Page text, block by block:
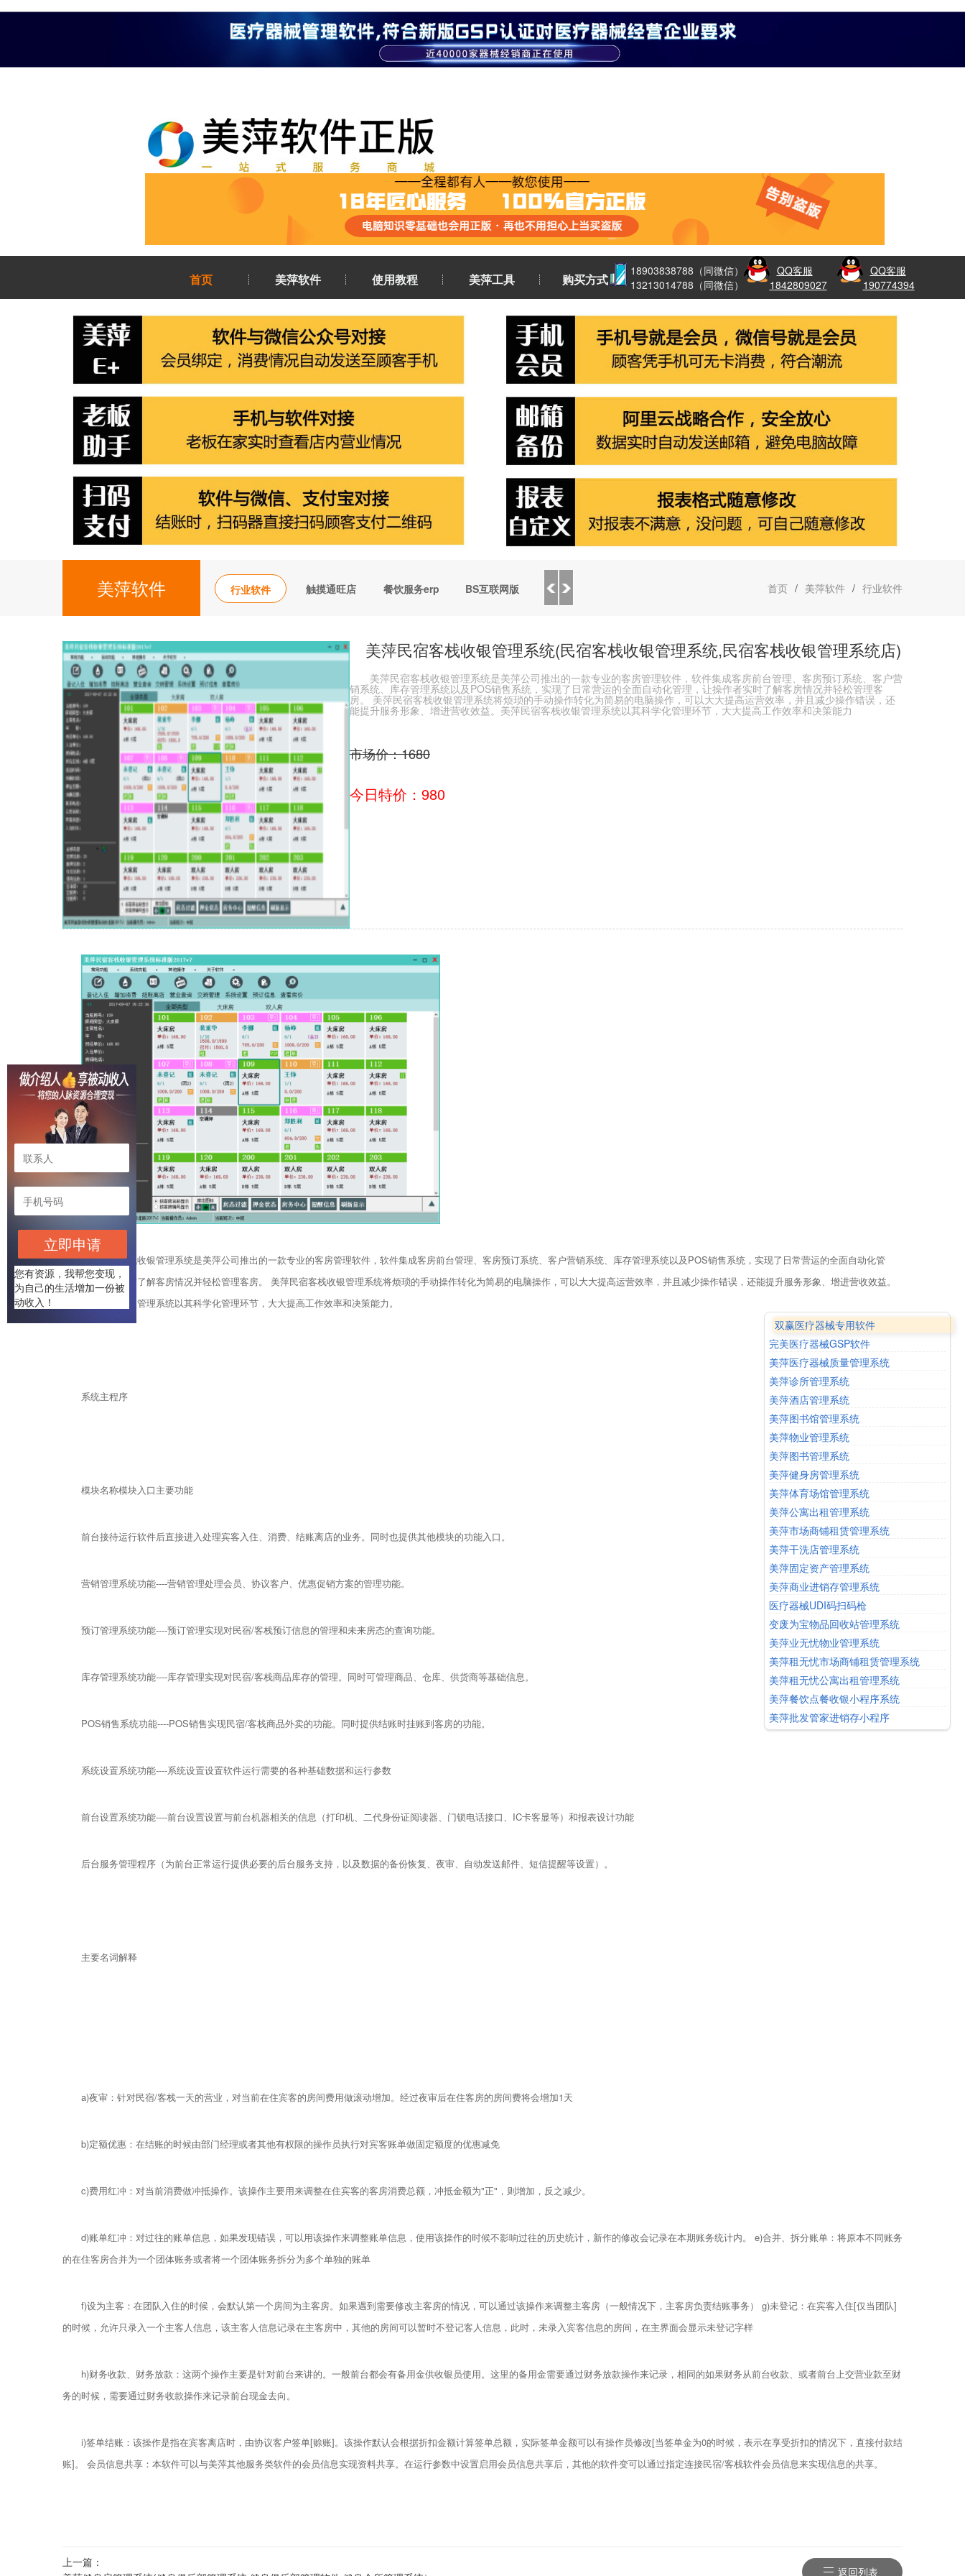
首页 美萍软件 使用教程 美萍工具 购买方式
18903838788（同微信）
13213014788（同微信）
QQ客服
190774394
QQ客服
1842809027
美萍软件 行业软件 触摸通旺店 餐饮服务erp BS互联网版 saas云会员 首页 / 美萍软件 / 行业软件
美萍民宿客栈收银管理系统(民宿客栈收银管理系统,民宿客栈收银管理系统店)
美萍民宿客栈收银管理系统是美萍公司推出的一款专业的客房管理软件，软件集成客房前台管理、客房预订系统、客户营
销系统、库存管理系统以及POS销售系统，实现了日常营运的全面自动化管理，让操作者实时了解客房情况并轻松管理客
房。 美萍民宿客栈收银管理系统将烦琐的手动操作转化为简易的电脑操作，可以大大提高运营效率，并且减少操作错误，还
能提升服务形象、增进营收效益。美萍民宿客栈收银管理系统以其科学化管理环节，大大提高工作效率和决策能力
市场价：1680
今日特价：980
美萍民宿客栈收银管理系统是美萍公司推出的一款专业的客房管理软件，软件集成客房前台管理、客房预订系统、客户营销系统、库存管理系统以及POS销售系统，实现了日常营运的全面自动化管
理，让操作者实时了解客房情况并轻松管理客房。 美萍民宿客栈收银管理系统将烦琐的手动操作转化为简易的电脑操作，可以大大提高运营效率，并且减少操作错误，还能提升服务形象、增进营收效益。
美萍民宿客栈收银管理系统以其科学化管理环节，大大提高工作效率和决策能力。
系统主程序
模块名称模块入口主要功能
前台接待运行软件后直接进入处理宾客入住、消费、结账离店的业务。同时也提供其他模块的功能入口。
营销管理系统功能----营销管理处理会员、协议客户、优惠促销方案的管理功能。
预订管理系统功能----预订管理实现对民宿/客栈预订信息的管理和未来房态的查询功能。
库存管理系统功能----库存管理实现对民宿/客栈商品库存的管理。同时可管理商品、仓库、供货商等基础信息。
POS销售系统功能----POS销售实现民宿/客栈商品外卖的功能。同时提供结账时挂账到客房的功能。
系统设置系统功能----系统设置设置软件运行需要的各种基础数据和运行参数
前台设置系统功能----前台设置设置与前台机器相关的信息（打印机、二代身份证阅读器、门锁电话接口、IC卡客显等）和报表设计功能
后台服务管理程序（为前台正常运行提供必要的后台服务支持，以及数据的备份恢复、夜审、自动发送邮件、短信提醒等设置）。
主要名词解释
a)夜审：针对民宿/客栈一天的营业，对当前在住宾客的房间费用做滚动增加。经过夜审后在住客房的房间费将会增加1天
b)定额优惠：在结账的时候由部门经理或者其他有权限的操作员执行对宾客账单做固定额度的优惠减免
c)费用红冲：对当前消费做冲抵操作。该操作主要用来调整在住宾客的客房消费总额，冲抵金额为"正"，则增加，反之减少。
d)账单红冲：对过往的账单信息，如果发现错误，可以用该操作来调整账单信息，使用该操作的时候不影响过往的历史统计，新作的修改会记录在本期账务统计内。 e)合并、拆分账单：将原本不同账务
的在住客房合并为一个团体账务或者将一个团体账务拆分为多个单独的账单
f)设为主客：在团队入住的时候，会默认第一个房间为主客房。如果遇到需要修改主客房的情况，可以通过该操作来调整主客房（一般情况下，主客房负责结账事务） g)未登记：在宾客入住[仅当团队]
的时候，允许只录入一个主客人信息，该主客人信息记录在主客房中，其他的房间可以暂时不登记客人信息，此时，未录入宾客信息的房间，在主界面会显示未登记字样
h)财务收款、财务放款：这两个操作主要是针对前台来讲的。一般前台都会有备用金供收银员使用。这里的备用金需要通过财务放款操作来记录，相同的如果财务从前台收款、或者前台上交营业款至财
务的时候，需要通过财务收款操作来记录前台现金去向。
i)签单结账：该操作是指在宾客离店时，由协议客户签单[赊账]。该操作默认会根据折扣金额计算签单总额，实际签单金额可以有操作员修改[当签单金为0的时候，表示在享受折扣的情况下，直接付款结
账]。 会员信息共享：本软件可以与美萍其他服务类软件的会员信息实现资料共享。在运行参数中设置启用会员信息共享后，其他的软件变可以通过指定连接民宿/客栈软件会员信息来实现信息的共享。
上一篇：
返回列表
立即申请
您有资源，我帮您变现，
为自己的生活增加一份被
动收入！
双赢医疗器械专用软件
完美医疗器械GSP软件
美萍医疗器械质量管理系统
美萍诊所管理系统
美萍酒店管理系统
美萍图书馆管理系统
美萍物业管理系统
美萍图书管理系统
美萍健身房管理系统
美萍体育场馆管理系统
美萍公寓出租管理系统
美萍市场商铺租赁管理系统
美萍干洗店管理系统
美萍固定资产管理系统
美萍商业进销存管理系统
医疗器械UDI码扫码枪
变废为宝物品回收站管理系统
美萍业无忧物业管理系统
美萍租无忧市场商铺租赁管理系统
美萍租无忧公寓出租管理系统
美萍餐饮点餐收银小程序系统
美萍批发管家进销存小程序